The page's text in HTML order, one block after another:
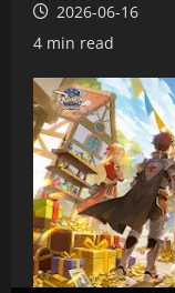
2026-06-16
4 min read